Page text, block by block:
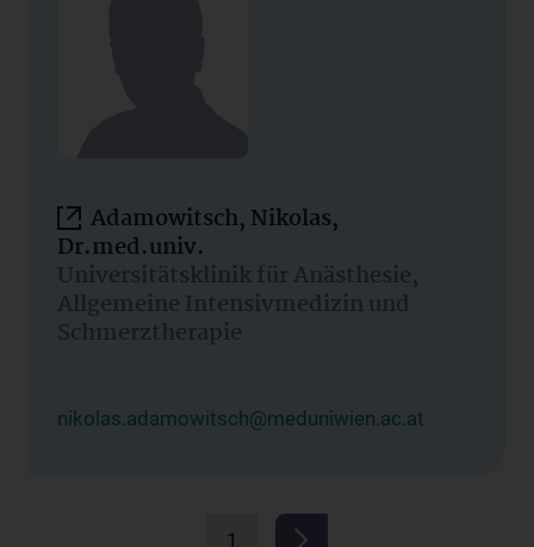
Adamowitsch, Nikolas,
Dr.med.univ.
Universitätsklinik für Anästhesie,
Allgemeine Intensivmedizin und
Schmerztherapie
nikolas.adamowitsch@meduniwien.ac.at
1